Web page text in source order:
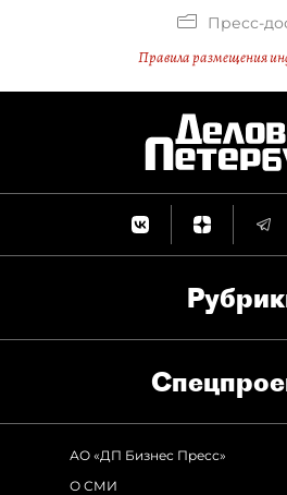
Пресс-
Правила размещения
АО «ДП Бизнес Пресс»
О СМИ